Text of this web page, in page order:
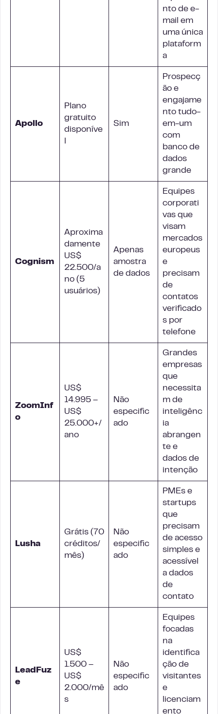
nto de e-
mail em
uma única
plataform
a
Apollo
Plano
gratuito
disponíve
Sim
Prospecç
ão e
engajame
nto tudo-
em-um
com
banco de
dados
grande
Cognism
Aproxima
damente
US$
22.500/a
no (5
usuários)
Apenas
amostra
de dados
Equipes
corporati
vas que
visam
mercados
europeus
e
precisam
de
contatos
verificado
s por
telefone
ZoomInf
o
US$
14.995 –
US$
25.000+/
ano
Não
especific
ado
Grandes
empresas
que
necessita
m de
inteligênc
ia
abrangen
te e
dados de
intenção
Lusha
Grátis (70
créditos/
mês)
Não
especific
ado
PMEs e
startups
que
precisam
de acesso
simples e
acessível
a dados
de
contato
LeadFuz
e
US$
1.500 –
US$
2.000/mê
s
Não
especific
ado
Equipes
focadas
na
identifica
ção de
visitantes
e
licenciam
ento